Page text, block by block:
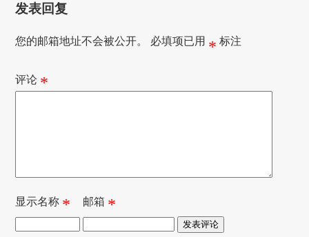
发表回复
您的邮箱地址不会被公开。 必填项已用 * 标注
评论 *
显示名称 * 邮箱 *